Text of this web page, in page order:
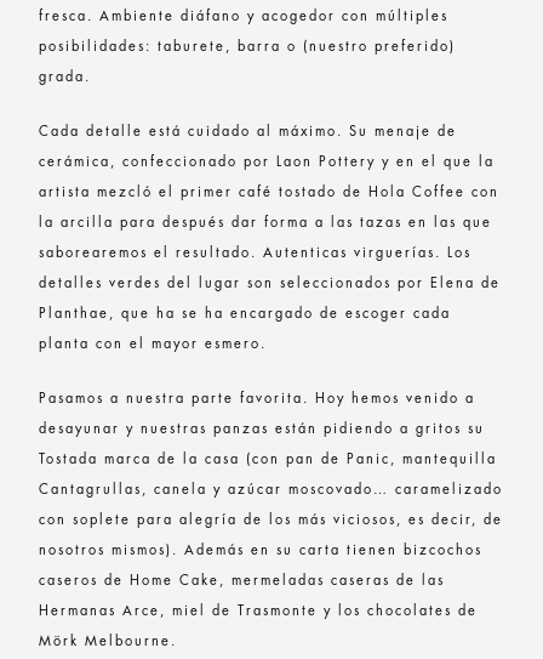
fresca. Ambiente diáfano y acogedor con múltiples
posibilidades: taburete, barra o (nuestro preferido)
grada.
Cada detalle está cuidado al máximo. Su menaje de
cerámica, confeccionado por Laon Pottery y en el que la
artista mezcló el primer café tostado de Hola Coffee con
la arcilla para después dar forma a las tazas en las que
saborearemos el resultado. Autenticas virguerías. Los
detalles verdes del lugar son seleccionados por Elena de
Planthae, que ha se ha encargado de escoger cada
planta con el mayor esmero.
Pasamos a nuestra parte favorita. Hoy hemos venido a
desayunar y nuestras panzas están pidiendo a gritos su
Tostada marca de la casa (con pan de Panic, mantequilla
Cantagrullas, canela y azúcar moscovado… caramelizado
con soplete para alegría de los más viciosos, es decir, de
nosotros mismos). Además en su carta tienen bizcochos
caseros de Home Cake, mermeladas caseras de las
Hermanas Arce, miel de Trasmonte y los chocolates de
Mörk Melbourne.